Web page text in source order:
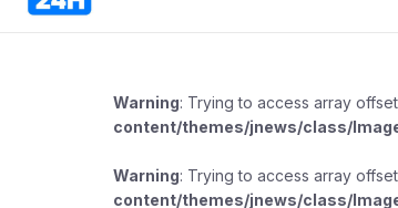
Warning: Trying to access array
content/themes/jnews/class/
Warning: Trying to access array
content/themes/jnews/class/